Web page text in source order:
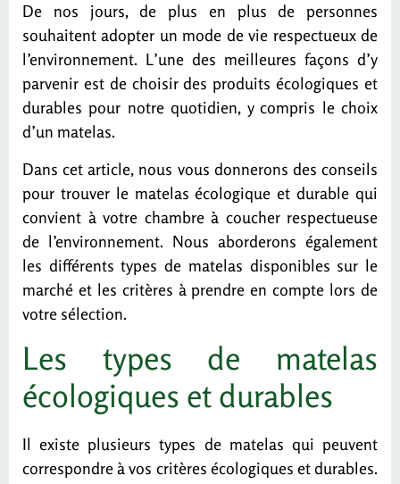
De nos jours, de plus en plus de personnes
souhaitent adopter un mode de vie respectueux de
l’environnement. L’une des meilleures façons d’y
parvenir est de choisir des produits écologiques et
durables pour notre quotidien, y compris le choix
d’un matelas.
Dans cet article, nous vous donnerons des conseils
pour trouver le matelas écologique et durable qui
convient à votre chambre à coucher respectueuse
de l’environnement. Nous aborderons également
les différents types de matelas disponibles sur le
marché et les critères à prendre en compte lors de
votre sélection.
Les types de matelas
écologiques et durables
Il existe plusieurs types de matelas qui peuvent
correspondre à vos critères écologiques et durables.